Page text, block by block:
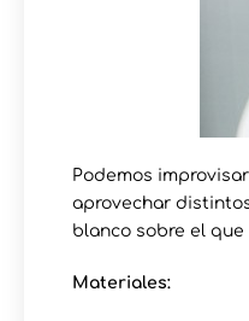
Podemos
aprovechar
blanco sobre el
Materiales: